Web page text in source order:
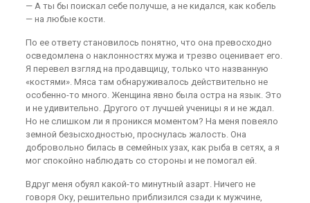
— А ты бы поискал себе получше, а не кидался, как кобель
— на любые кости.
По ее ответу становилось понятно, что она превосходно
осведомлена о наклонностях мужа и трезво оценивает его.
Я перевел взгляд на продавщицу, только что названную
«костями». Мяса там обнаруживалось действительно не
особенно-то много. Женщина явно была остра на язык. Это
и не удивительно. Другого от лучшей ученицы я и не ждал.
Но не слишком ли я проникся моментом? На меня повеяло
земной безысходностью, проснулась жалость. Она
добровольно билась в семейных узах, как рыба в сетях, а я
мог спокойно наблюдать со стороны и не помогал ей.
Вдруг меня обуял какой-то минутный азарт. Ничего не
говоря Оку, решительно приблизился сзади к мужчине,